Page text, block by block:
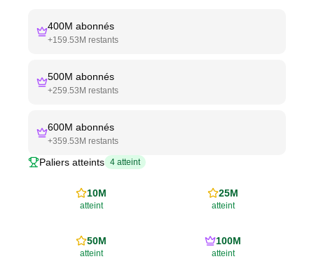
400M abonnés
+159.53M restants
500M abonnés
+259.53M restants
600M abonnés
+359.53M restants
Paliers atteints 4 atteint
10M
atteint
25M
atteint
50M
atteint
100M
atteint